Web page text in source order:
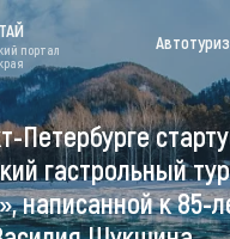
Цветение
Медицинский
форум
портал
Петербурге
гастрольный
написанной к 85-